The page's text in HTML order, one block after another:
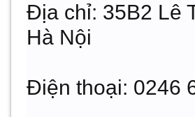
Địa chỉ: 35B2 Lê
Hà Nội
Điện thoại: 0246